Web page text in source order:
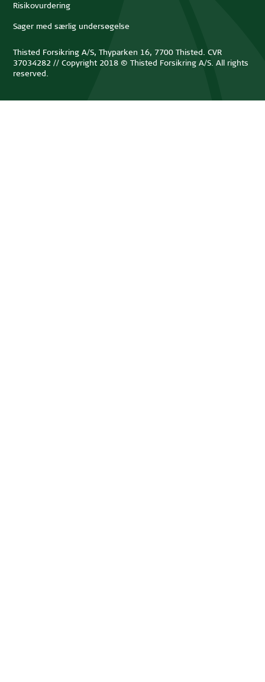
Risikovurdering
Sager med særlig undersøgelse
Thisted Forsikring A/S, Thyparken 16, 7700 Thisted. CVR
37034282 // Copyright 2018 © Thisted Forsikring A/S. All rights
reserved.